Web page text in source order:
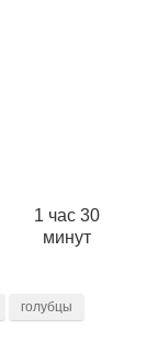
1 час 30
минут
голубцы